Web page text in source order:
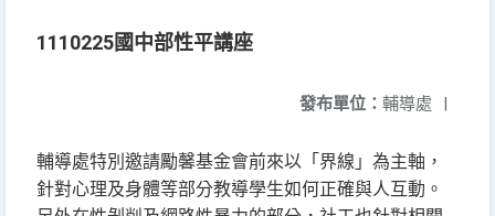
1110225國中部性平講座
發布單位： 輔導處 |
輔導處特別邀請勵馨基金會前來以 「 界線 」為主軸，
針對心理及身體等部分教導學生如何正確與人互動。